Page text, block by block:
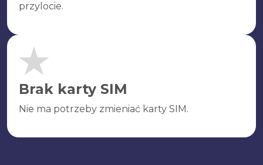
przylocie.
Brak karty SIM
Nie ma potrzeby zmieniać karty SIM.